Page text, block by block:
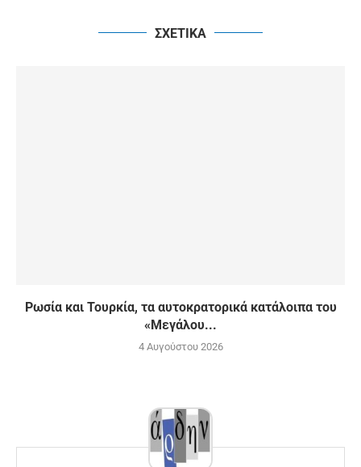
ΣΧΕΤΙΚΑ
Ρωσία και Τουρκία, τα αυτοκρατορικά κατάλοιπα του
«Μεγάλου...
4 Αυγούστου 2026